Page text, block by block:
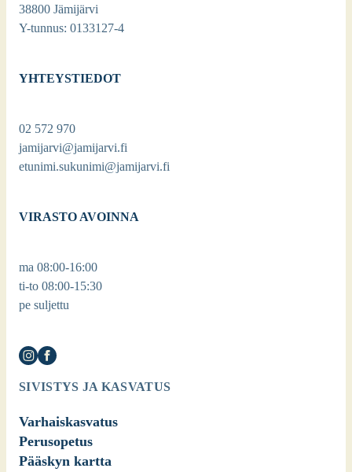
38800 Jämijärvi
Y-tunnus: 0133127-4
YHTEYSTIEDOT
02 572 970
jamijarvi@jamijarvi.fi
etunimi.sukunimi@jamijarvi.fi
VIRASTO AVOINNA
ma 08:00-16:00
ti-to 08:00-15:30
pe suljettu
SIVISTYS JA KASVATUS
Varhaiskasvatus
Perusopetus
Pääskyn kartta